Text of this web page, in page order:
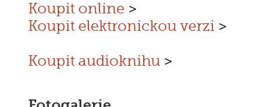
Koupit online >
Koupit elektronickou verzi >
Koupit audioknihu >